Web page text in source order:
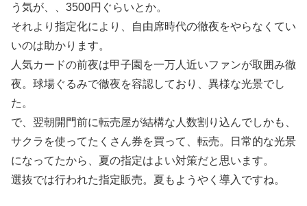
う気が、、3500円ぐらいとか。
それより指定化により、自由席時代の徹夜をやらなくてい
いのは助かります。
人気カードの前夜は甲子園を一万人近いファンが取囲み徹
夜。球場ぐるみで徹夜を容認しており、異様な光景でし
た。
で、翌朝開門前に転売屋が結構な人数割り込んでしかも、
サクラを使ってたくさん券を買って、転売。日常的な光景
になってたから、夏の指定はよい対策だと思います。
選抜では行われた指定販売。夏もようやく導入ですね。